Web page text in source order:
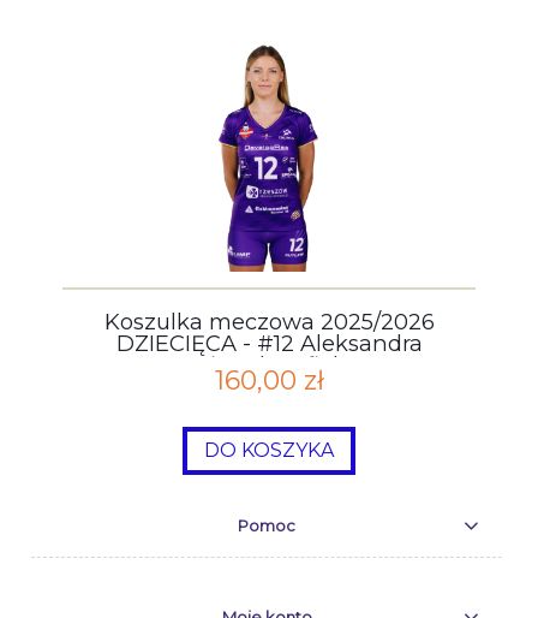
Koszulka meczowa 2025/2026
DZIECIĘCA - #12 Aleksandra
Szczygłowska - fioletowa
160,00 zł
DO KOSZYKA
Pomoc